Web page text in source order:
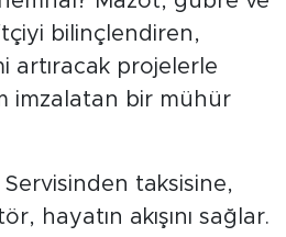
bilinçlendiren,
artıracak projelerle
imzalatan bir mühür
Servisinden taksisine,
hayatın akışını sağlar.